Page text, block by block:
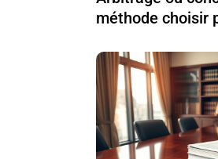
méthode choisir